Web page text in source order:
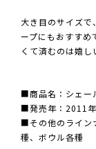
大き目のサイズで
ープにもおすすめ
くて済むのは嬉し
■商品名：シェー
■発売年：2011年
■その他のライン
種、ボウル各種